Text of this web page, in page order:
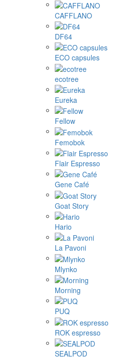
CAFFLANO
DF64
ECO capsules
ecotree
Eureka
Fellow
Femobok
Flair Espresso
Gene Café
Goat Story
Hario
La Pavoni
Mlynko
Morning
PUQ
ROK espresso
SEALPOD